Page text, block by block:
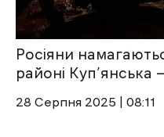
Росіяни
районі
28 Cерпня 2025 | 08:11